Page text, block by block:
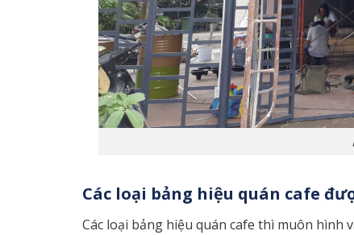
Các loại bảng hiệu quán cafe
Các loại bảng hiệu quán cafe thì muôn